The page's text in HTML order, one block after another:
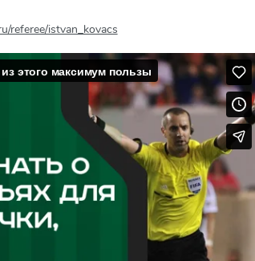
referee/istvan_kovacs